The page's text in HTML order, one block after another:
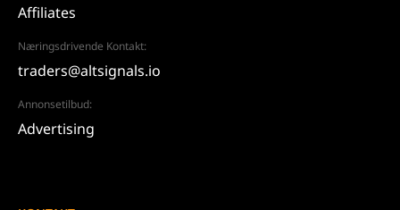
Affiliates
Næringsdrivende Kontakt:
traders@altsignals.io
Annonsetilbud:
Advertising